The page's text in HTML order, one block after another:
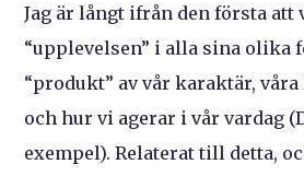
Jag är långt ifrån den första att
“upplevelsen” i alla sina olika
“produkt” av vår karaktär,
och hur vi agerar i vår vardag
exempel). Relaterat till detta,